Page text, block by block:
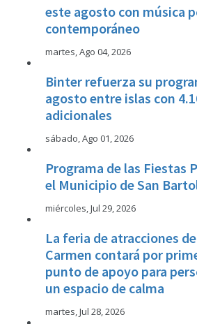
este agosto con música
contemporáneo
martes, Ago 04, 2026
Binter refuerza su
agosto entre islas con
adicionales
sábado, Ago 01, 2026
Programa de las Fiestas
el Municipio de San
miércoles, Jul 29, 2026
La feria de atracciones
Carmen contará por
punto de apoyo para
un espacio de calma
martes, Jul 28, 2026